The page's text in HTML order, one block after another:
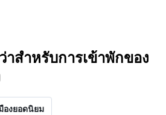
สำหรับการเข้าพักของ
องยอดนิยม